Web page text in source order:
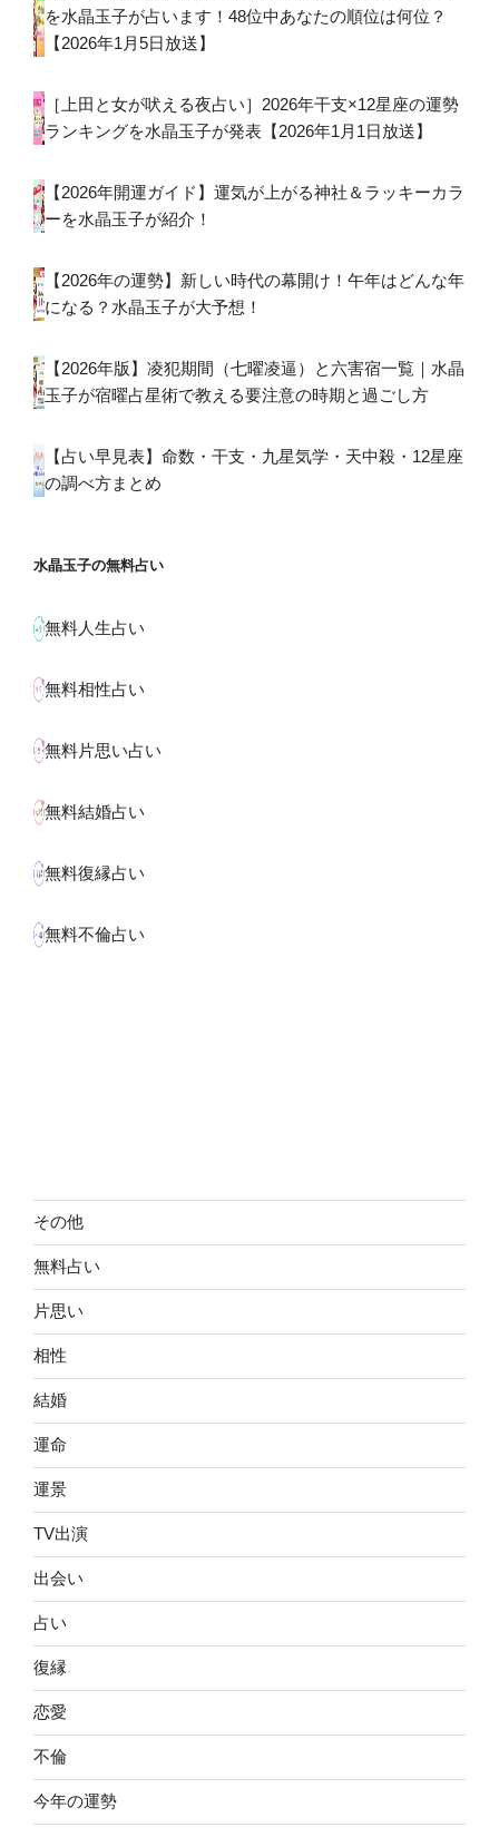
を水晶玉子が占います！48位中あなたの順位は何位？
【2026年1月5日放送】
［上田と女が吠える夜占い］2026年干支×12星座の運勢
ランキングを水晶玉子が発表【2026年1月1日放送】
【2026年開運ガイド】運気が上がる神社＆ラッキーカラ
ーを水晶玉子が紹介！
【2026年の運勢】新しい時代の幕開け！午年はどんな年
になる？水晶玉子が大予想！
【2026年版】凌犯期間（七曜凌逼）と六害宿一覧｜水晶
玉子が宿曜占星術で教える要注意の時期と過ごし方
【占い早見表】命数・干支・九星気学・天中殺・12星座
の調べ方まとめ
水晶玉子の無料占い
無料人生占い
無料相性占い
無料片思い占い
無料結婚占い
無料復縁占い
無料不倫占い
その他
無料占い
片思い
相性
結婚
運命
運景
TV出演
出会い
占い
復縁
恋愛
不倫
今年の運勢